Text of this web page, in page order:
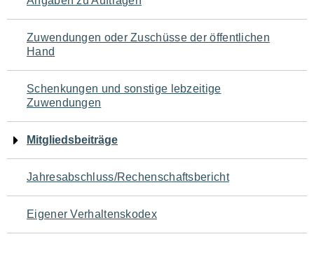
Zuwendungen oder Zuschüsse der öffentlichen
Hand
Schenkungen und sonstige lebzeitige
Zuwendungen
Mitgliedsbeiträge
Jahresabschluss/Rechenschaftsbericht
Eigener Verhaltenskodex